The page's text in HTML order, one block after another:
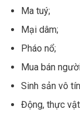
Ma tuý;
Mại dâm;
Pháo nổ;
Mua bán
Sinh sản vô
Động, thực